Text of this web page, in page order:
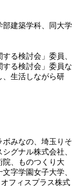
建築学科、同大学
る検討会」委員、
る検討会」委員な
、生活しながら研
みなの、埼玉りそ
グナル株式会社、
、ものつくり大
字学園女子大学、
オフィスプラス株式